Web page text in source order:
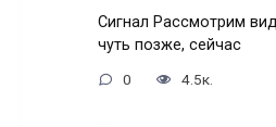
Сигнал Рассмотрим
чуть позже, сейчас
0 4.5к.